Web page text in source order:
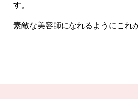
す。
素敵な美容師になれるようにこれ